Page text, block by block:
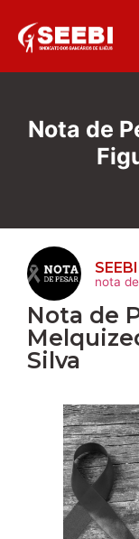
Nota de
SEEBI
nota
Nota de
Silva